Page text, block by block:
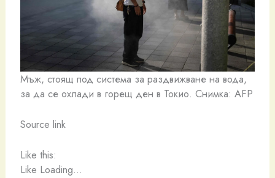
Мъж, стоящ под система за раздвижване на вода,
за да се охлади в горещ ден в Токио. Снимка: AFP
Source link
Like this:
Like Loading…